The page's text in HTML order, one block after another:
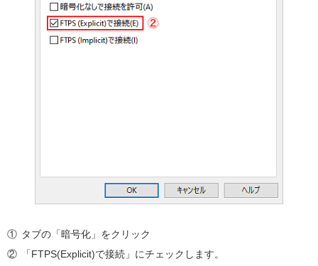
タブの「暗号化」をクリック
「FTPS(Explicit)で接続」にチェックします。